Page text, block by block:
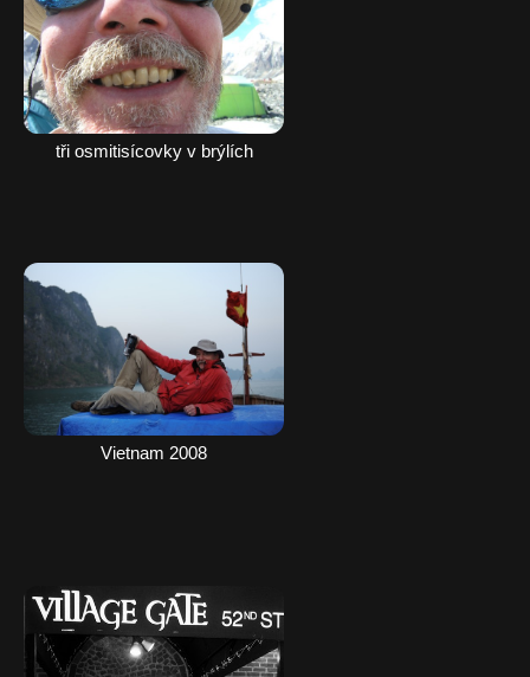
tři osmitisícovky v brýlích
Vietnam 2008